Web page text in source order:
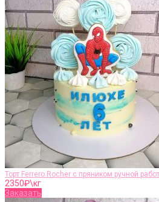
Торт Ferrero Rocher c пряником ручной
2350₽\кг
Заказать